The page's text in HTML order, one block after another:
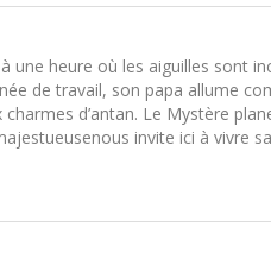
heure où les aiguilles sont
de travail, son papa allume
d’antan. Le Mystère
invite ici à vivre